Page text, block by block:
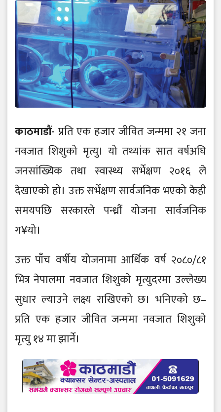
काठमाडौं- प्रति एक हजार जीवित जन्ममा २१ जना
नवजात शिशुको मृत्यु। यो तथ्यांक सात वर्षअघि
जनसांख्यिक तथा स्वास्थ्य सर्भेक्षण २०१६ ले
देखाएको हो। उक्त सर्भेक्षण सार्वजनिक भएको केही
समयपछि सरकारले पन्ध्रौं योजना सार्वजनिक
ग¥यो।
उक्त पाँच वर्षीय योजनामा आर्थिक वर्ष २०८०/८१
भित्र नेपालमा नवजात शिशुको मृत्युदरमा उल्लेख्य
सुधार ल्याउने लक्ष्य राखिएको छ। भनिएको छ–
प्रति एक हजार जीवित जन्ममा नवजात शिशुको
मृत्यु १४ मा झार्ने।